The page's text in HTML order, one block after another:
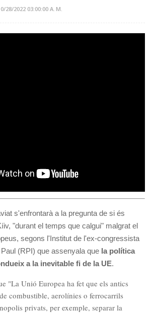
28/2022 03:00:00 A. M.
s'enfrontarà a la pregunta de si és
"durant el temps que calgui" malgrat el
segons l'Institut de l'ex-congressista
(RPI) que assenyala que la política
a la inevitable fi de la UE.
"La Unió Europea ha fet que els antics
combustible, aerolínies o ferrocarrils
privats, per exemple, separar la